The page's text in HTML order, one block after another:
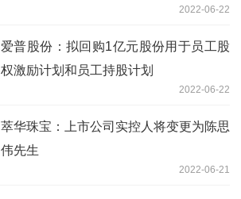
2022-06-22
爱普股份：拟回购1亿元股份用于员工股
权激励计划和员工持股计划
2022-06-22
萃华珠宝：上市公司实控人将变更为陈思
伟先生
2022-06-21